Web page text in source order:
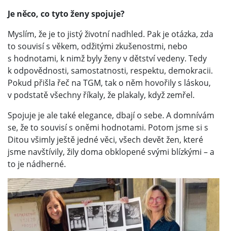
Je něco, co tyto ženy spojuje?
Myslím, že je to jistý životní nadhled. Pak je otázka, zda
to souvisí s věkem, odžitými zkušenostmi, nebo
s hodnotami, k nimž byly ženy v dětství vedeny. Tedy
k odpovědnosti, samostatnosti, respektu, demokracii.
Pokud přišla řeč na TGM, tak o něm hovořily s láskou,
v podstatě všechny říkaly, že plakaly, když zemřel.
Spojuje je ale také elegance, dbají o sebe. A domnívám
se, že to souvisí s oněmi hodnotami. Potom jsme si s
Ditou všimly ještě jedné věci, všech devět žen, které
jsme navštívily, žily doma obklopené svými blízkými – a
to je nádherné.